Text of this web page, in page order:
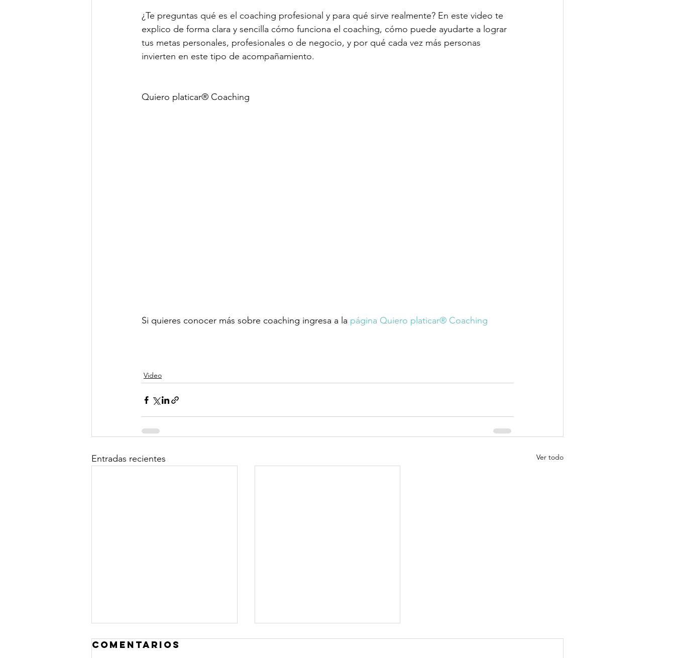
¿Te preguntas qué es el coaching profesional y para qué sirve realmente? En este video te
explico de forma clara y sencilla cómo funciona el coaching, cómo puede ayudarte a lograr
tus metas personales, profesionales o de negocio, y por qué cada vez más personas
invierten en este tipo de acompañamiento.
Quiero platicar® Coaching
Si quieres conocer más sobre coaching ingresa a la página Quiero platicar® Coaching
Video
Entradas recientes Ver todo
Comentarios